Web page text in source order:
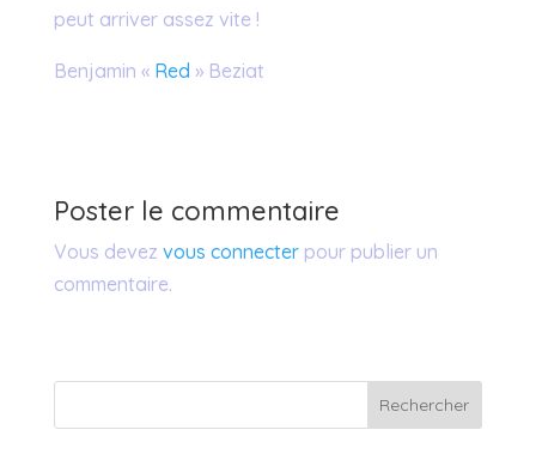
peut arriver assez vite !
Benjamin « Red » Beziat
Poster le commentaire
Vous devez vous connecterpour publier un
commentaire.
Rechercher